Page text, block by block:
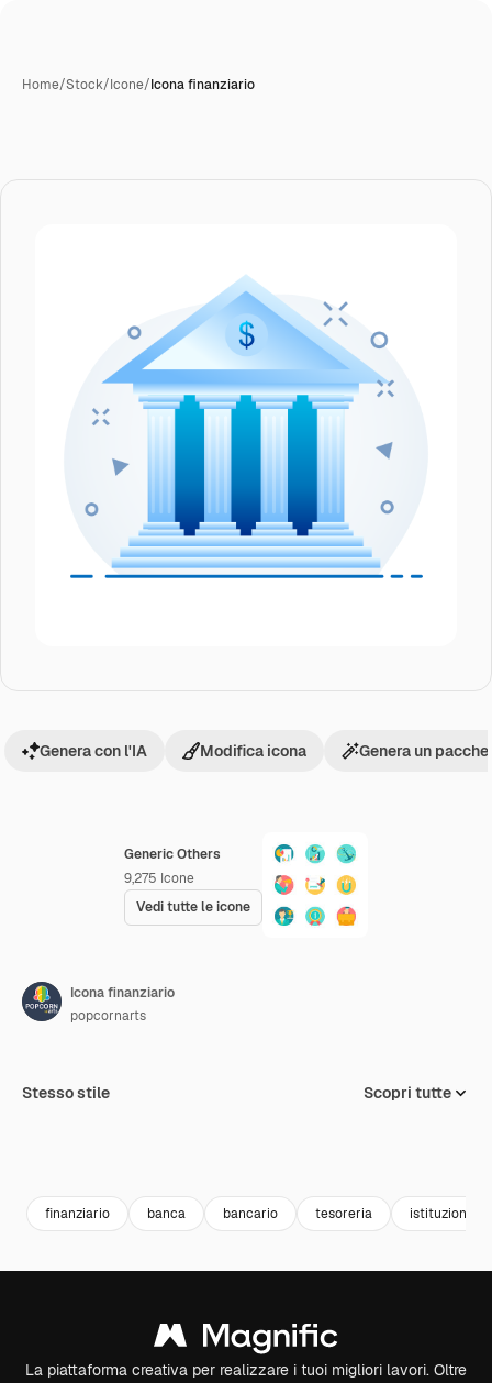
Home/Stock/Icone/Icona finanziario
Generic Others
9,275 Icone
Vedi tutte le icone
Genera con l'IA Modifica icona Genera un
Icona finanziario
popcornarts
Stesso stile Scopri tutte
finanziario banca bancario tesoreria istituzione
La piattaforma creativa per realizzare i tuoi migliori lavori. Oltre